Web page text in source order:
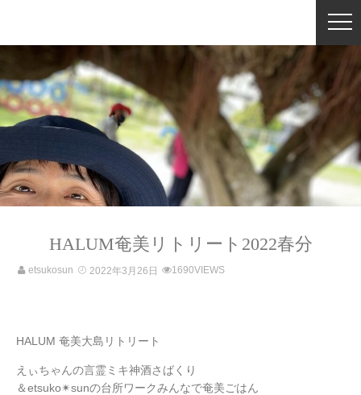
HALUM奄美リトリート2022春分
etsukosun 2022年3月26日 1690VIEWS
HALUM 奄美大島リトリート
えぃちゃんの言霊ミキ神酒さばくり
＆etsuko✴︎sunの台所ワークみんなで奄美ごはん